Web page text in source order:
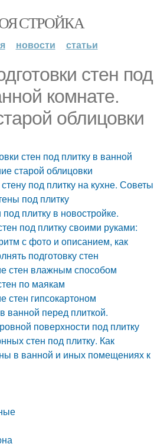
СТРОЙКА
новости статьи
стен под
комнате.
облицовки
стен под плитку в ванной
старой облицовки
под плитку на кухне. Советы
под плитку
плитку в новостройке.
под плитку своими руками:
с фото и описанием, как
подготовку стен
стен влажным способом
по маякам
стен гипсокартоном
ванной перед плиткой.
поверхности под плитку
стен под плитку. Как
в ванной и иных помещениях к